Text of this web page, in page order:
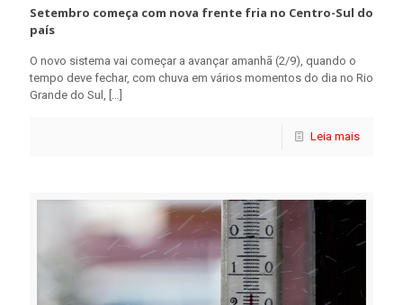
Setembro começa com nova frente fria no Centro-Sul do
país
O novo sistema vai começar a avançar amanhã (2/9), quando o
tempo deve fechar, com chuva em vários momentos do dia no Rio
Grande do Sul, […]
Leia mais